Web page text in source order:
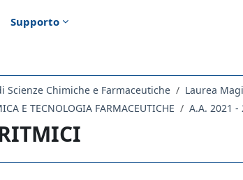
Supporto
Scienze Chimiche e Farmaceutiche
Laurea
E TECNOLOGIA FARMACEUTICHE
A.A. 2021 -